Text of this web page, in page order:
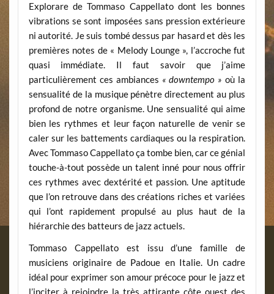
Explorare de Tommaso Cappellato dont les bonnes
vibrations se sont imposées sans pression extérieure
ni autorité. Je suis tombé dessus par hasard et dès les
premières notes de « Melody Lounge », l’accroche fut
quasi immédiate. Il faut savoir que j’aime
particulièrement ces ambiances « downtempo » où la
sensualité de la musique pénètre directement au plus
profond de notre organisme. Une sensualité qui aime
bien les rythmes et leur façon naturelle de venir se
caler sur les battements cardiaques ou la respiration.
Avec Tommaso Cappellato ça tombe bien, car ce génial
touche-à-tout possède un talent inné pour nous offrir
ces rythmes avec dextérité et passion. Une aptitude
que l’on retrouve dans des créations riches et variées
qui l’ont rapidement propulsé au plus haut de la
hiérarchie des batteurs de jazz actuels.
Tommaso Cappellato est issu d’une famille de
musiciens originaire de Padoue en Italie. Un cadre
idéal pour exprimer son amour précoce pour le jazz et
l’inciter à rejoindre la très attirante côte ouest des